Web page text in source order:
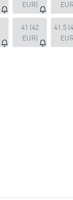
EUR)
41 (42
EUR)
41.5